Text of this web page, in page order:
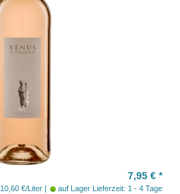
7,95 € *
10,60 €/Liter auf Lager Lieferzeit: 1 - 4 Tage